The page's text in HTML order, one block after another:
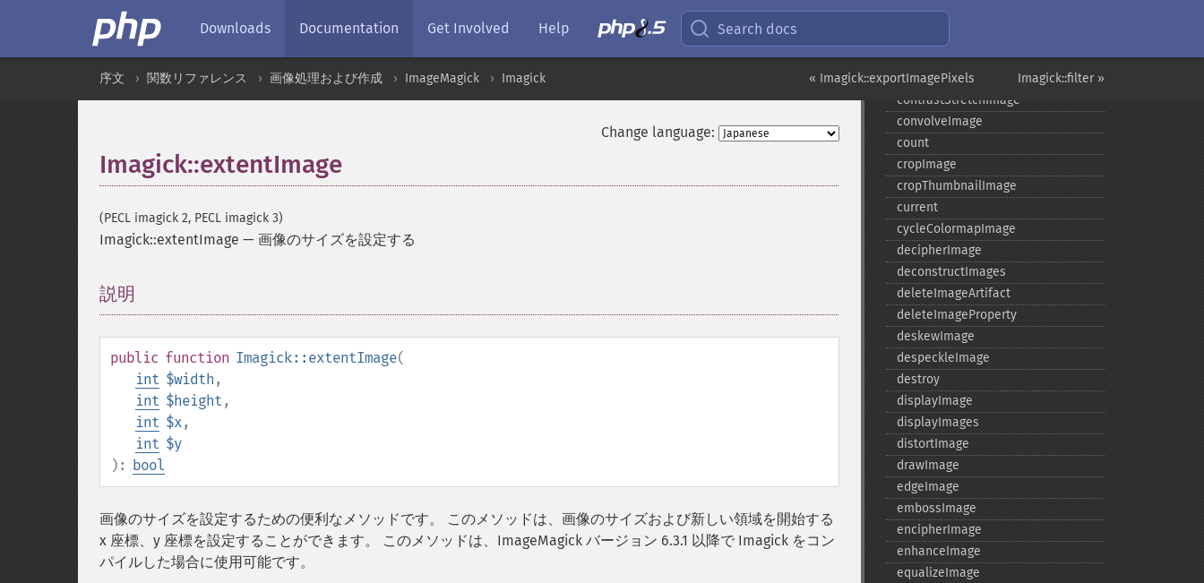
Downloads Documentation Get Involved Help Search docs
Imagick::filter »
« Imagick::exportImagePixels
序文 関数リファレンス 画像処理および作成 ImageMagick Imagick
Change language:
Imagick::extentImage
(PECL imagick 2, PECL imagick 3)
Imagick::extentImage — 画像のサイズを設定する
説明
public function Imagick::extentImage(
int $width ,
int $height ,
int $x,
int $y
): bool
画像のサイズを設定するための便利なメソッドです。 このメソッドは、画像のサイズおよび新しい領域を開始する
x 座標、y 座標を設定することができます。 このメソッドは、ImageMagick バージョン 6.3.1 以降で Imagick をコン
パイルした場合に使用可能です。
compareImages
_​_​construct
contrastImage
contrastStretchImage
convolveImage
count
cropImage
cropThumbnailImage
current
cycleColormapImage
decipherImage
deconstructImages
deleteImageArtifact
deleteImageProperty
deskewImage
despeckleImage
destroy
displayImage
displayImages
distortImage
drawImage
edgeImage
embossImage
encipherImage
enhanceImage
equalizeImage